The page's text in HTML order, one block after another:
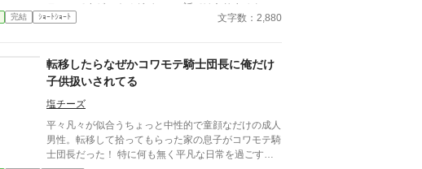
テーマですが、オメガバースの話ではありません。
男女いる世界です。獣人が出てきます。同性婚も認め
だけたら、幸いです。
完結 ｼｮｰﾄｼｮｰﾄ 文字数：2,880
転移したらなぜかコワモテ騎士団長に俺だけ
子供扱いされてる
塩チーズ
平々凡々が似合うちょっと中性的で童顔なだけの成人
男性。転移して拾ってもらった家の息子がコワモテ騎
士団長だった！ 特に何も無く平凡な日常を過ごす